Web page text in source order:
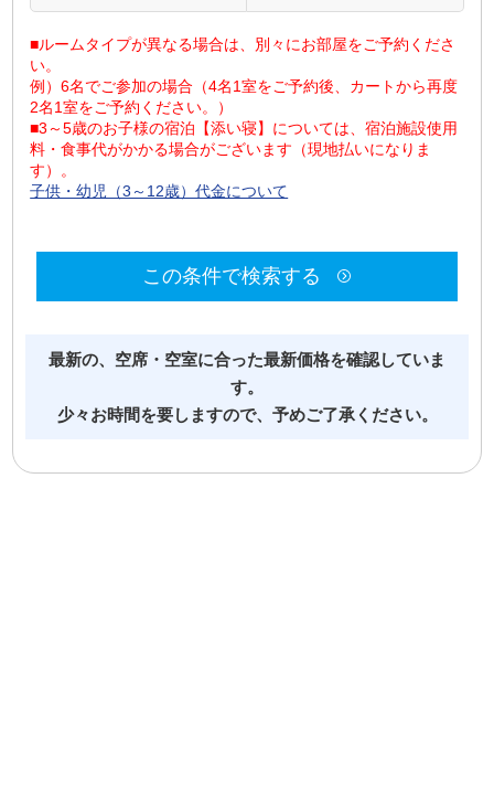
■ルームタイプが異なる場合は、別々にお部屋をご予約くださ
い。
例）6名でご参加の場合（4名1室をご予約後、カートから再度
2名1室をご予約ください。）
■3～5歳のお子様の宿泊【添い寝】については、宿泊施設使用
料・食事代がかかる場合がございます（現地払いになりま
す）。
子供・幼児（3～12歳）代金について
この条件で検索する
最新の、空席・空室に合った最新価格を確認していま
す。
少々お時間を要しますので、予めご了承ください。